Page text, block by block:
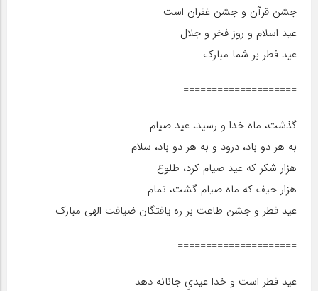
جشن قرآن و جشن غفران است
عید اسلام و روز فخر و جلال
عید فطر بر شما مبارک
====================
گذشت، ماه خدا و رسید، عید صیام
به هر دو باد، درود و به هر دو باد، سلام
هزار شکر که عید صیام کرد، طلوع
هزار حیف که ماه صیام گشت، تمام
عید فطر و جشن طاعت بر ره یافتگان ضیافت الهی مبارک
=====================
عید فطر است و خدا عیدیِ جانانه دهد